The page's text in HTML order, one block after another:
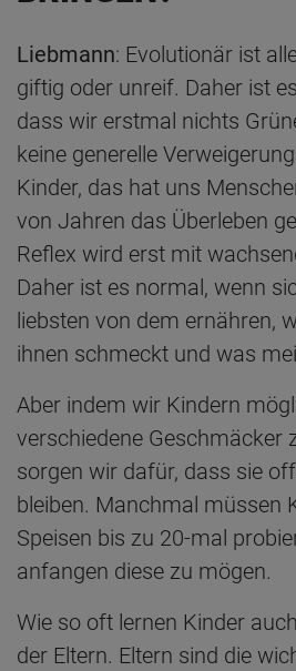
Liebmann: Evolutionär ist
giftig oder unreif. Daher ist
dass wir erstmal nichts
keine generelle
Kinder, das hat uns
von Jahren das Überleben
Reflex wird erst mit
Daher ist es normal, wenn
liebsten von dem ernähren,
ihnen schmeckt und was
Aber indem wir Kindern
verschiedene Geschmäcker
sorgen wir dafür, dass sie
bleiben. Manchmal müssen
Speisen bis zu 20-mal
anfangen diese zu mögen.
Wie so oft lernen Kinder
der Eltern. Eltern sind die